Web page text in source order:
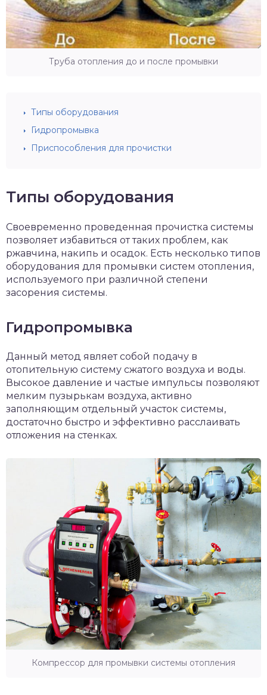
Труба отопления до и после промывки
Типы оборудования
Гидропромывка
Приспособления для прочистки
Типы оборудования
Своевременно проведенная прочистка системы
позволяет избавиться от таких проблем, как
ржавчина, накипь и осадок. Есть несколько типов
оборудования для промывки систем отопления,
используемого при различной степени
засорения системы.
Гидропромывка
Данный метод являет собой подачу в
отопительную систему сжатого воздуха и воды.
Высокое давление и частые импульсы позволяют
мелким пузырькам воздуха, активно
заполняющим отдельный участок системы,
достаточно быстро и эффективно расслаивать
отложения на стенках.
Компрессор для промывки системы отопления